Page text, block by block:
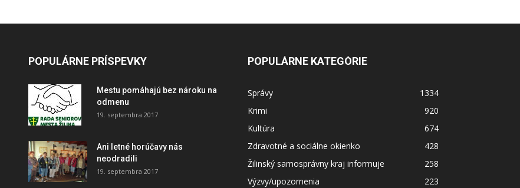
POPULÁRNE PRÍSPEVKY
Mestu pomáhajú bez nároku na
odmenu
19. septembra 2017
Ani letné horúčavy nás
neodradili
19. septembra 2017
POPULÁRNE KATEGÓRIE
Správy
1334
Krimi
920
Kultúra
674
Zdravotné a sociálne okienko
428
Žilinský samosprávny kraj informuje
258
Výzvy/upozornenia
223